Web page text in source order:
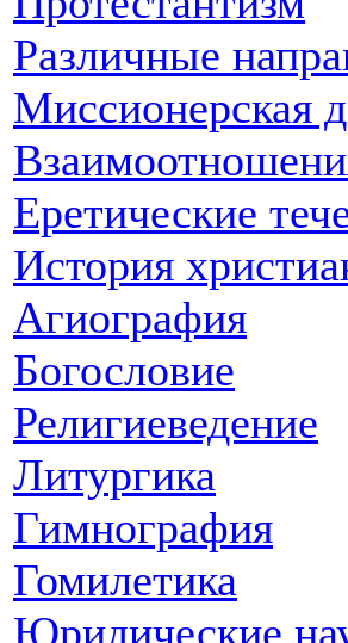
Различные
Миссионерская
Еретические
История
Агиография
Богословие
Религиеведение
Литургика
Гимнография
Гомилетика
Юридические